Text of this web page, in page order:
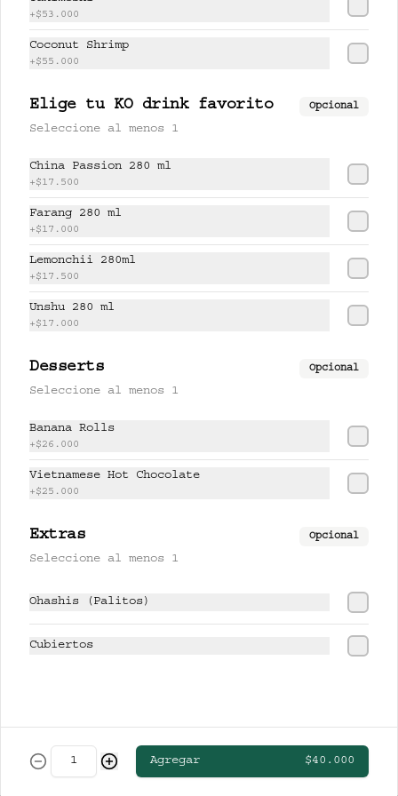
PISCO LEMONCHI 280 ml
Jugo de lychee y lemongrass
$37.500
CERVEZAS
CLUB COLOMBIA RUBIA
+$53.000
Coconut Shrimp
+$55.000
Elige tu KO drink favorito Opcional
Seleccione al menos 1
China Passion 280 ml
+$17.500
Farang 280 ml
+$17.000
Lemonchii 280ml
+$17.500
Unshu 280 ml
+$17.000
Desserts Opcional
Seleccione al menos 1
Banana Rolls
+$26.000
Vietnamese Hot Chocolate
+$25.000
Extras Opcional
Seleccione al menos 1
Ohashis (Palitos)
Cubiertos
Agregar $40.000